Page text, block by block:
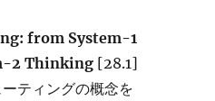
from System-1
2 Thinking [28.1]
ティングの概念を